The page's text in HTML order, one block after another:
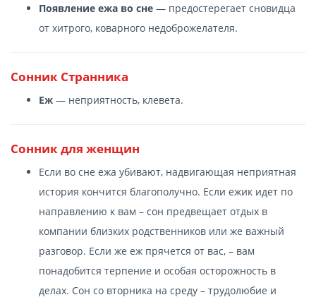
Появление ежа во сне — предостерегает сновидца
от хитрого, коварного недоброжелателя.
Сонник Странника
Еж — неприятность, клевета.
Сонник для женщин
Если во сне ежа убивают, надвигающая неприятная
история кончится благополучно. Если ежик идет по
направлению к вам – сон предвещает отдых в
компании близких родственников или же важный
разговор. Если же еж прячется от вас, – вам
понадобится терпение и особая осторожность в
делах. Сон со вторника на среду – трудолюбие и